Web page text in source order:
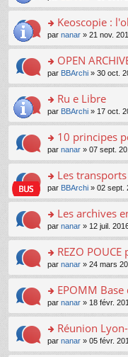
e
nt
u
s
ré
c
e
nt
n
le
pl
u
s
ré
c
e
nt
e
n
n
le
pl
u
s
ré
c
e
nt
s
a
g
e
n
n
le
pl
u
s
ré
c
e
nt
le
m
e
s
a
g
e
n
n
le
pl
u
s
ré
c
e
nt
n
s
ult
er
le
m
e
s
a
g
e
n
n
le
pl
u
s
ré
c
e
nt
o
n
s
ult
er
le
m
e
s
a
g
e
n
n
le
pl
u
s
ré
c
e
nt
Keoscopie :
par nanar » 21 nov.
o
n
s
ult
er
le
m
e
s
a
g
e
n
n
le
pl
u
s
ré
c
e
nt
OPEN
par BBArchi » 30 oct.
o
n
s
ult
er
le
m
e
s
a
g
e
n
n
le
pl
u
s
ré
c
Ru e Libre
par BBArchi » 17 oct.
o
n
s
ult
er
le
m
e
s
a
g
e
n
n
le
pl
u
10 principes
par nanar » 07 sept.
o
n
s
ult
er
le
m
e
s
a
g
e
n
n
Les
par BBArchi » 02 sept.
o
n
s
ult
er
le
m
e
s
a
g
e
Les archives
par nanar » 12 juil.
o
n
s
ult
er
le
m
e
s
REZO
par nanar » 24 mars
o
n
s
ult
er
EPOMM
par nanar » 18 févr.
o
n
Réunion
par nanar » 05 févr.